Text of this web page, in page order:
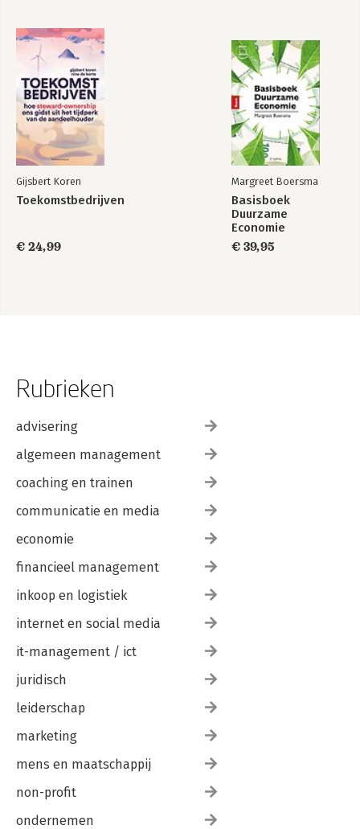
Gijsbert Koren
Toekomstbedrijven
€ 24,99
Margreet Boersma
Basisboek
Duurzame
Economie
€ 39,95
Rubrieken
advisering
algemeen management
coaching en trainen
communicatie en media
economie
financieel management
inkoop en logistiek
internet en social media
it-management / ict
juridisch
leiderschap
marketing
mens en maatschappij
non-profit
ondernemen